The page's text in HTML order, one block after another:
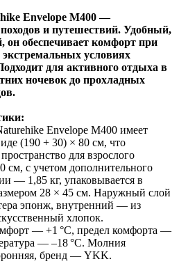
Envelope M400 —
походов и путешествий. Удобный,
обеспечивает комфорт при
экстремальных условиях
для активного отдыха в
ночевок до прохладных
Envelope M400 имеет
(190 + 30) × 80 см, что
для взрослого
см, с учетом дополнительного
— 1,85 кг, упаковывается в
28 × 45 см. Наружный слой
эпонж, внутренний — из
хлопок.
— +1 °C, предел комфорта —
— –18 °C. Молния
бренд — YKK.